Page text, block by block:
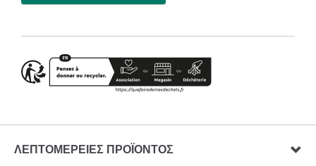
ΛΕΠΤΟΜΈΡΕΙΕΣ ΠΡΟΪΌΝΤΟΣ